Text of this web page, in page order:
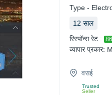
Type -
12 साल
रिस्पॉन्स रेट :
व्यापार प्रकार:
वसई
Trusted
Seller